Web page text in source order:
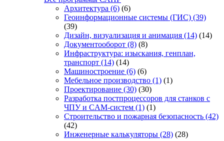
Архитектура (6) (6)
Геоинформационные системы (ГИС) (39)
(39)
Дизайн, визуализация и анимация (14) (14)
Документооборот (8) (8)
Инфраструктура: изыскания, генплан,
транспорт (14) (14)
Машиностроение (6) (6)
Мебельное производство (1) (1)
Проектирование (30) (30)
Разработка постпроцессоров для станков с
ЧПУ и CAM-систем (1) (1)
Строительство и пожарная безопасность (42)
(42)
Инженерные калькуляторы (28) (28)